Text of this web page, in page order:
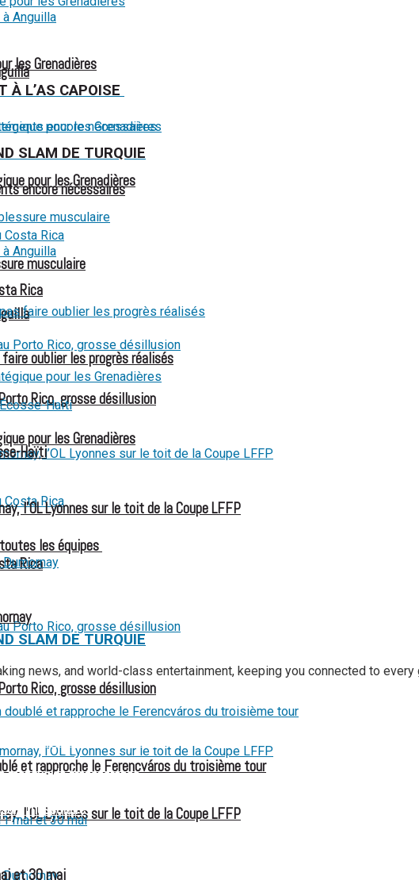
les Grenadières
encore nécessaires
pour les Grenadières
Rica
Rico, grosse désillusion
l’OL Lyonnes sur le toit de la Coupe LFFP
pour les Grenadières
Rica
Rico, grosse désillusion
l’OL Lyonnes sur le toit de la Coupe LFFP
et rapproche le Ferencváros du troisième tour
et 30 mai
À L’AS CAPOISE
SLAM DE TURQUIE
musculaire
oublier les progrès réalisés
Haïti
les équipes
SLAM DE TURQUIE
news, and world-class entertainment, keeping you connected to every
et les interrogations
manque de transparence
musculaire